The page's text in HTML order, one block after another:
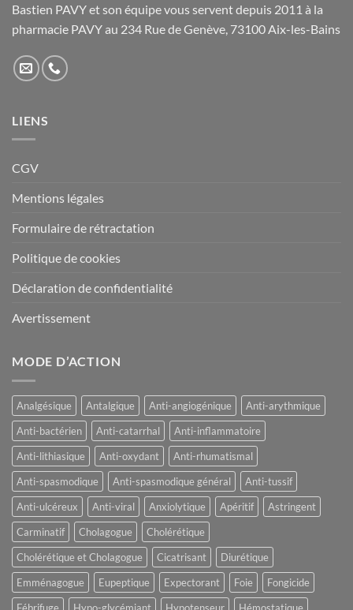
Bastien PAVY et son équipe vous servent depuis 2011 à la
pharmacie PAVY au 234 Rue de Genève, 73100 Aix-les-Bains
LIENS
CGV
Mentions légales
Formulaire de rétractation
Politique de cookies
Déclaration de confidentialité
Avertissement
MODE D’ACTION
Analgésique Antalgique Anti-angiogénique
Anti-arythmique
Anti-bactérien
Anti-catarrhal
Anti-inflammatoire
Anti-lithiasique
Anti-oxydant
Anti-rhumatismal
Anti-spasmodique
Anti-spasmodique général
Anti-tussif
Anti-ulcéreux
Anti-viral Anxiolytique Apéritif
Astringent
Carminatif
Cholagogue
Cholérétique
Cholérétique et Cholagogue
Cicatrisant
Diurétique
Emménagogue
Eupeptique Expectorant Foie
Fongicide